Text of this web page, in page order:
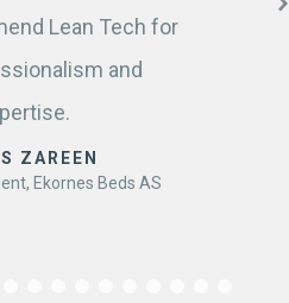
Lean Tech for
and
ZAREEN
Ekornes Beds AS